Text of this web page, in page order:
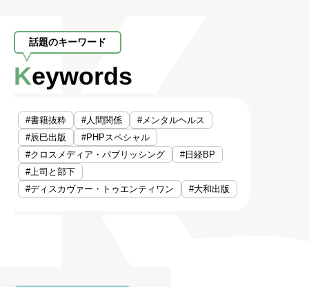
話題のキーワード
Keywords
#書籍抜粋 #人間関係
#メンタルヘルス
#辰巳出版
#PHPスペシャル
#クロスメディア・パブリッシング
#日経BP
#上司と部下
#ディスカヴァー・トゥエンティワン
#大和出版